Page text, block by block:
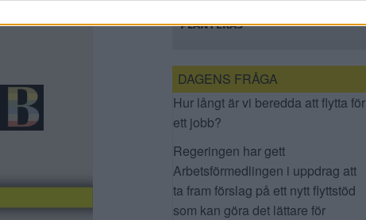
PLANTERAS
DAGENS FRÅGA
Hur långt är vi beredda att flytta för
ett jobb?
Regeringen har gett
Arbetsförmedlingen i uppdrag att
ta fram förslag på ett nytt flyttstöd
som kan göra det lättare för